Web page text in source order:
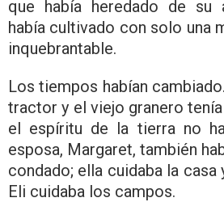
que había heredado de su
había cultivado con solo una
inquebrantable.
Los tiempos habían
tractor y el viejo granero
el espíritu de la tierra no
esposa, Margaret, también
condado; ella cuidaba la casa
Eli cuidaba los campos.